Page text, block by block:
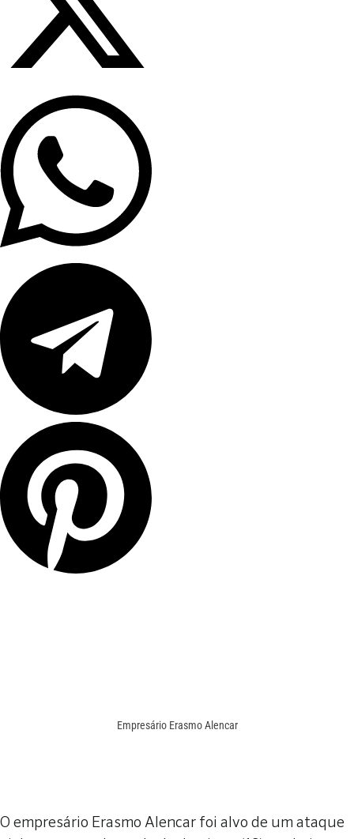
Empresário Erasmo Alencar
O empresário Erasmo Alencar foi alvo de um ataque